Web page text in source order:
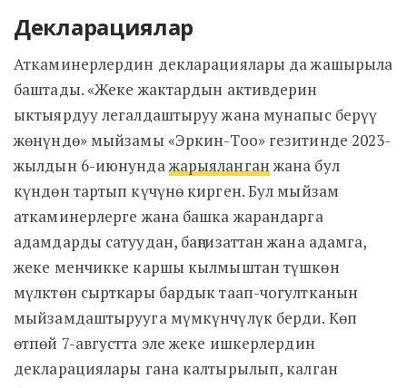
Декларациялар
Аткаминерлердин декларациялары да жашырыла
баштады. «Жеке жактардын активдерин
ыктыярдуу легалдаштыруу жана мунапыс берүү
жөнүндө» мыйзамы «Эркин-Тоо» гезитинде 2023-
жылдын 6-июнундажарыяланганжана бул
күндөн тартып күчүнө кирген. Бул мыйзам
аткаминерлерге жана башка жарандарга
адамдарды сатуудан, баңгизаттан жана адамга,
жеке менчикке каршы кылмыштан түшкөн
мүлктөн сырткары бардык таап-чогултканын
мыйзамдаштырууга мүмкүнчүлүк берди. Көп
өтпөй 7-августта эле жеке ишкерлердин
декларациялары гана калтырылып, калган